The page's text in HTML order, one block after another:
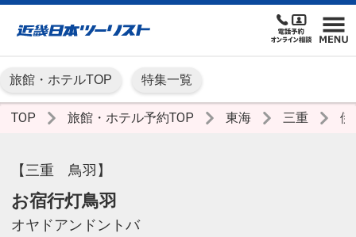
旅館・ホテルTOP 特集一覧
TOP 旅館・ホテル予約TOP 東海 三重
【三重 鳥羽】
お宿行灯鳥羽
オヤドアンドントバ